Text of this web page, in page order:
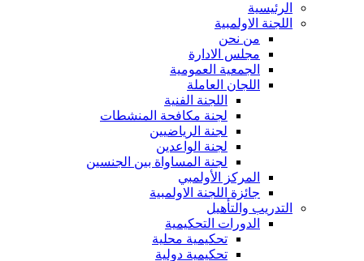
الرئيسية
اللجنة الاولمبية
من نحن
مجلس الادارة
الجمعية العمومية
اللجان العاملة
اللجنة الفنية
لجنة مكافحة المنشطات
لجنة الرياضيين
لجنة الواعدين
لجنة المساواة بين الجنسين
المركز الأولمبي
جائزة اللجنة الاولمبية
التدريب والتأهيل
الدورات التحكيمية
تحكيمية محلية
تحكيمية دولية